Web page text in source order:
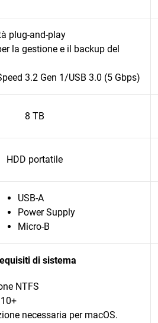
plug-and-play
la gestione e il backup del
3.2 Gen 1/USB 3.0 (5 Gbps)
8 TB
HDD portatile
USB-A
Power Supply
Micro-B
di sistema
NTFS
necessaria per macOS.